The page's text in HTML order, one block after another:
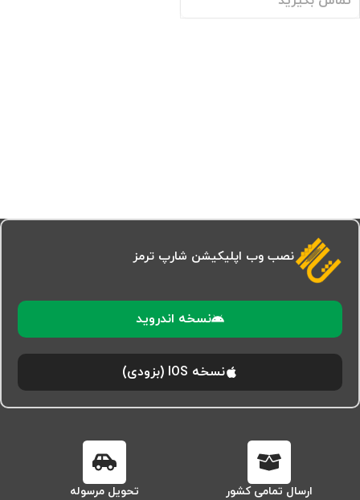
نصب وب اپلیکیشن شارپ ترمز
نسخه اندروید
نسخه IOS (بزودی)
ارسال تمامی کشور تحویل مرسوله